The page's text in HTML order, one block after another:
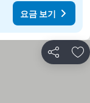
요금 보기
공유 즐